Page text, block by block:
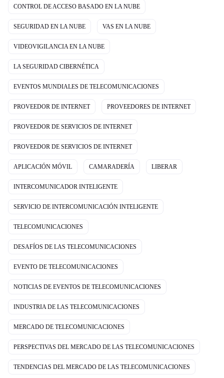
CONTROL DE ACCESO BASADO EN LA NUBE
SEGURIDAD EN LA NUBE VAS EN LA NUBE
VIDEOVIGILANCIA EN LA NUBE
LA SEGURIDAD CIBERNÉTICA
EVENTOS MUNDIALES DE TELECOMUNICACIONES
PROVEEDOR DE INTERNET PROVEEDORES DE INTERNET
PROVEEDOR DE SERVICIOS DE INTERNET
PROVEEDOR DE SERVICIOS DE INTERNET
APLICACIÓN MÓVIL CAMARADERÍA LIBERAR
INTERCOMUNICADOR INTELIGENTE
SERVICIO DE INTERCOMUNICACIÓN INTELIGENTE
TELECOMUNICACIONES
DESAFÍOS DE LAS TELECOMUNICACIONES
EVENTO DE TELECOMUNICACIONES
NOTICIAS DE EVENTOS DE TELECOMUNICACIONES
INDUSTRIA DE LAS TELECOMUNICACIONES
MERCADO DE TELECOMUNICACIONES
PERSPECTIVAS DEL MERCADO DE LAS TELECOMUNICACIONES
TENDENCIAS DEL MERCADO DE LAS TELECOMUNICACIONES